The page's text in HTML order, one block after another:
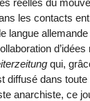
réelles du
les contacts
langue
d’idées
qui,
dans toute
anarchiste, ce